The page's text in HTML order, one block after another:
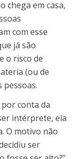
chega em casa,
com esse
já são
o risco de
(ou de
conta da
intérprete, ela
O motivo não
ser